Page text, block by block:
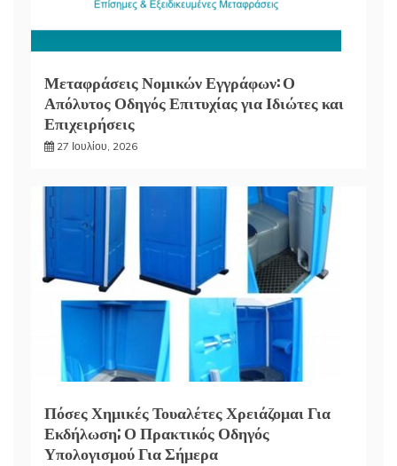
Μεταφράσεις Νομικών Εγγράφων: Ο
Απόλυτος Οδηγός Επιτυχίας για Ιδιώτες και
Επιχειρήσεις
27 Ιουλίου, 2026
Πόσες Χημικές Τουαλέτες Χρειάζομαι Για
Εκδήλωση; Ο Πρακτικός Οδηγός
Υπολογισμού Για Σήμερα